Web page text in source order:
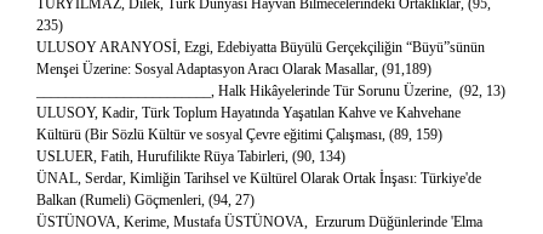
TÜRYILMAZ, Dilek, Türk Dünyası Hayvan Bilmecelerindeki Ortaklıklar, (95,
235)
ULUSOY ARANYOSİ, Ezgi, Edebiyatta Büyülü Gerçekçiliğin “Büyü”sünün
Menşei Üzerine: Sosyal Adaptasyon Aracı Olarak Masallar, (91,189)
________________________, Halk Hikâyelerinde Tür Sorunu Üzerine, (92, 13)
ULUSOY, Kadir, Türk Toplum Hayatında Yaşatılan Kahve ve Kahvehane
Kültürü (Bir Sözlü Kültür ve sosyal Çevre eğitimi Çalışması, (89, 159)
USLUER, Fatih, Hurufilikte Rüya Tabirleri, (90, 134)
ÜNAL, Serdar, Kimliğin Tarihsel ve Kültürel Olarak Ortak İnşası: Türkiye'de
Balkan (Rumeli) Göçmenleri, (94, 27)
ÜSTÜNOVA, Kerime, Mustafa ÜSTÜNOVA, Erzurum Düğünlerinde 'Elma